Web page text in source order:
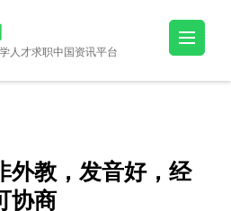
人才求职中国资讯平台
外教，发音好，经
协商